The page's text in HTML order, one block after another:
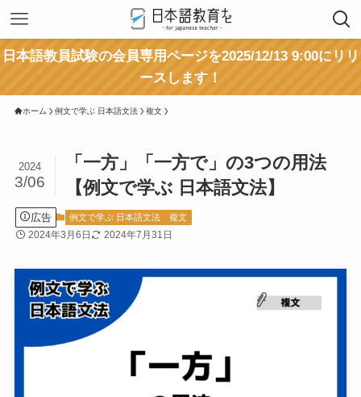
日本語教員試験の会員専用ページを2025/12/13 9:00にリリ
ースします！
ホーム 例文で学ぶ 日本語文法 複文
「一方」「一方で」の3つの用法
【例文で学ぶ 日本語文法】
2024
3/06
広告 例文で学ぶ 日本語文法 複文
2024年3月6日 2024年7月31日